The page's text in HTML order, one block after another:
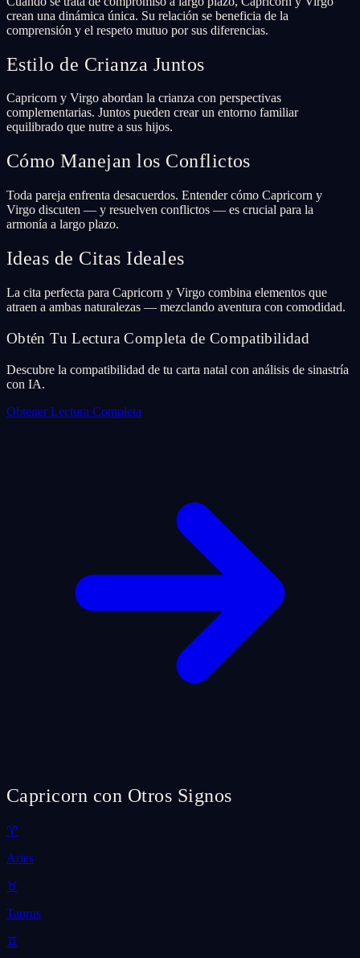
crean una dinámica única. Su relación se beneficia de la
comprensión y el respeto mutuo por sus diferencias.
Estilo de Crianza Juntos
Capricorn y Virgo abordan la crianza con perspectivas
complementarias. Juntos pueden crear un entorno familiar
equilibrado que nutre a sus hijos.
Cómo Manejan los Conflictos
Toda pareja enfrenta desacuerdos. Entender cómo Capricorn y
Virgo discuten — y resuelven conflictos — es crucial para la
armonía a largo plazo.
Ideas de Citas Ideales
La cita perfecta para Capricorn y Virgo combina elementos que
atraen a ambas naturalezas — mezclando aventura con comodidad.
Obtén Tu Lectura Completa de Compatibilidad
Descubre la compatibilidad de tu carta natal con análisis de sinastría
con IA.
Obtener Lectura Completa
Capricorn con Otros Signos
♈
Aries
♉
Taurus
♊